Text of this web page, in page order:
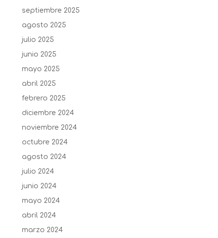
septiembre 2025
agosto 2025
julio 2025
junio 2025
mayo 2025
abril 2025
febrero 2025
diciembre 2024
noviembre 2024
octubre 2024
agosto 2024
julio 2024
junio 2024
mayo 2024
abril 2024
marzo 2024